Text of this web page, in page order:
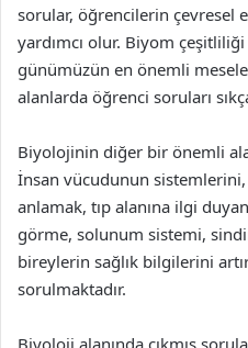
sorular, öğrencilerin çevresel
yardımcı olur. Biyom
günümüzün en önemli
alanlarda öğrenci soruları
Biyolojinin diğer bir önemli
İnsan vücudunun sistemlerini,
anlamak, tıp alanına ilgi
görme, solunum sistemi,
bireylerin sağlık bilgilerini
sorulmaktadır.
Biyoloji alanında çıkmış